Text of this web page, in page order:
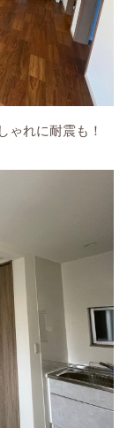
ゃれに耐震も！